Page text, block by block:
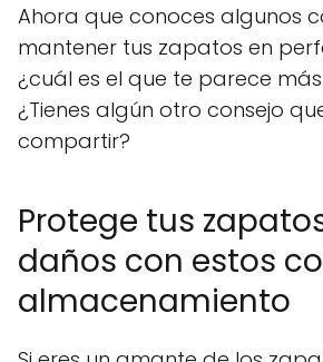
Ahora que conoces algunos
mantener tus zapatos en
¿cuál es el que te parece
¿Tienes algún otro consejo
compartir?
Protege tus
daños con estos
almacenamiento